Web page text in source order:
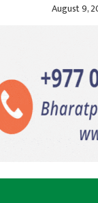
August 9,